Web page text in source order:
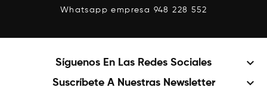
Whatsapp empresa 948 228 552
Síguenos En Las Redes Sociales keyboard_arrow_down
Suscríbete A Nuestras Newsletter keyboard_arrow_down